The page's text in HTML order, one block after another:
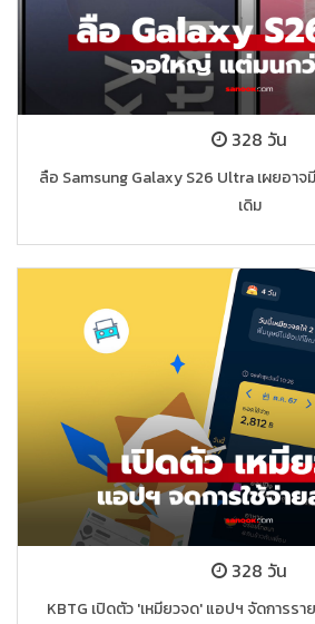
328 วัน
ลือ Samsung Galaxy S26 Ultra เผยอาจ
เดิม
328 วัน
KBTG เปิดตัว 'เหมียวจด' แอปฯ จัดการร